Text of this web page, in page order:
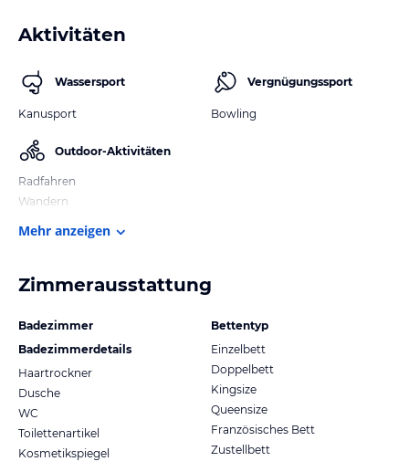
Aktivitäten
Wassersport
Kanusport
Outdoor-Aktivitäten
Radfahren
Wandern
Vergnügungssport
Bowling
Mehr anzeigen
Zimmerausstattung
Badezimmer
Badezimmerdetails
Haartrockner
Dusche
WC
Toilettenartikel
Kosmetikspiegel
Bettentyp
Einzelbett
Doppelbett
Kingsize
Queensize
Französisches Bett
Zustellbett